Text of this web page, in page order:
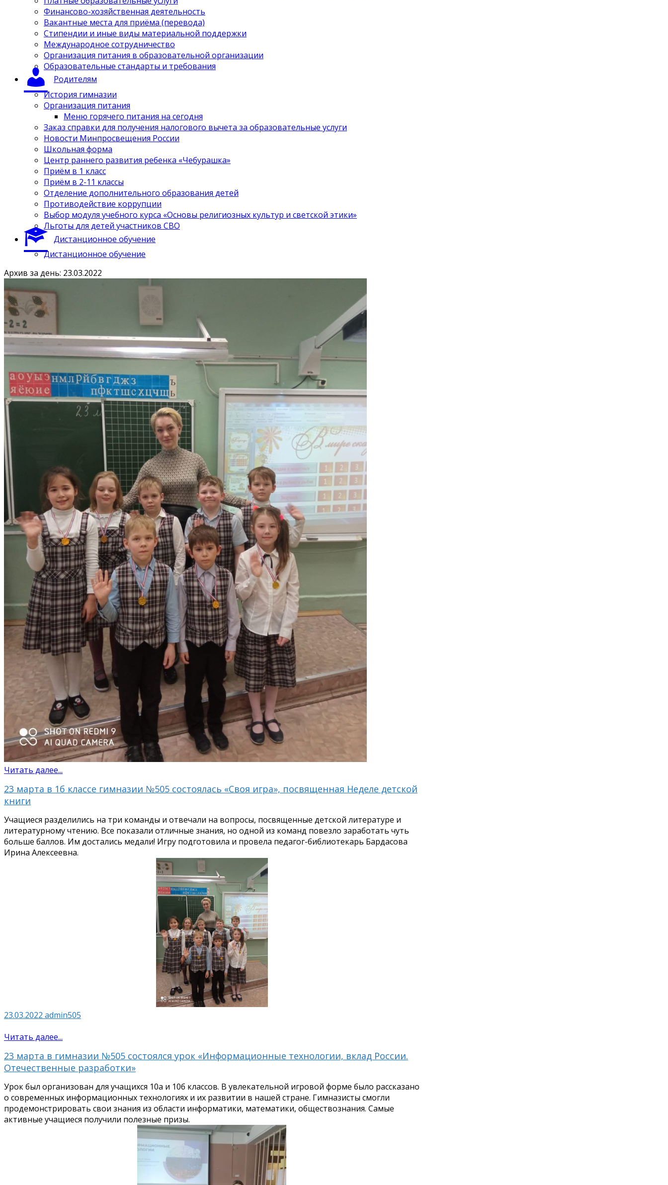
Финансово-хозяйственная деятельность
Вакантные места для приёма (перевода)
Стипендии и иные виды материальной поддержки
Международное сотрудничество
Организация питания в образовательной организации
Образовательные стандарты и требования
Родителям
История гимназии
Организация питания
Меню горячего питания на сегодня
Заказ справки для получения налогового вычета за образовательные услуги
Новости Минпросвещения России
Школьная форма
Центр раннего развития ребенка «Чебурашка»
Приём в 1 класс
Приём в 2-11 классы
Отделение дополнительного образования детей
Противодействие коррупции
Выбор модуля учебного курса «Основы религиозных культур и светской этики»
Льготы для детей участников СВО
Дистанционное обучение
Дистанционное обучение
Архив за день: 23.03.2022
Читать далее...
23 марта в 1б классе гимназии №505 состоялась «Своя игра», посвященная Неделе детской
книги
Учащиеся разделились на три команды и отвечали на вопросы, посвященные детской литературе и
литературному чтению. Все показали отличные знания, но одной из команд повезло заработать чуть
больше баллов. Им достались медали! Игру подготовила и провела педагог-библиотекарь Бардасова
Ирина Алексеевна.
23.03.2022 admin505
Читать далее...
23 марта в гимназии №505 состоялся урок «Информационные технологии, вклад России.
Отечественные разработки»
Урок был организован для учащихся 10а и 10б классов. В увлекательной игровой форме было рассказано
о современных информационных технологиях и их развитии в нашей стране. Гимназисты смогли
продемонстрировать свои знания из области информатики, математики, обществознания. Самые
активные учащиеся получили полезные призы.